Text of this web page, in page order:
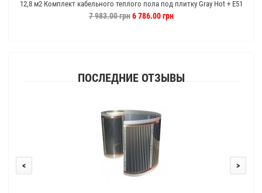
12,8 м2 Комплект кабельного теплого пола под плитку Gray Hot + E51
Wi-Fi
7 983.00 грн6 786.00 грн
ПОСЛЕДНИЕ ОТЗЫВЫ
< >